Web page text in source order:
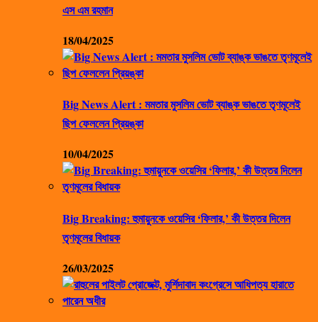
এস এম রহমান
18/04/2025
Big News Alert : মমতার মুসলিম ভোট ব্যাঙ্ক ভাঙতে তৃণমূলেই
ছিপ ফেললেন প্রিয়ঙ্কা
10/04/2025
Big Breaking: হুমায়ুনকে ওয়েসির ‘ফিলার,’ কী উত্তর দিলেন
তৃণমূলের বিধায়ক
26/03/2025